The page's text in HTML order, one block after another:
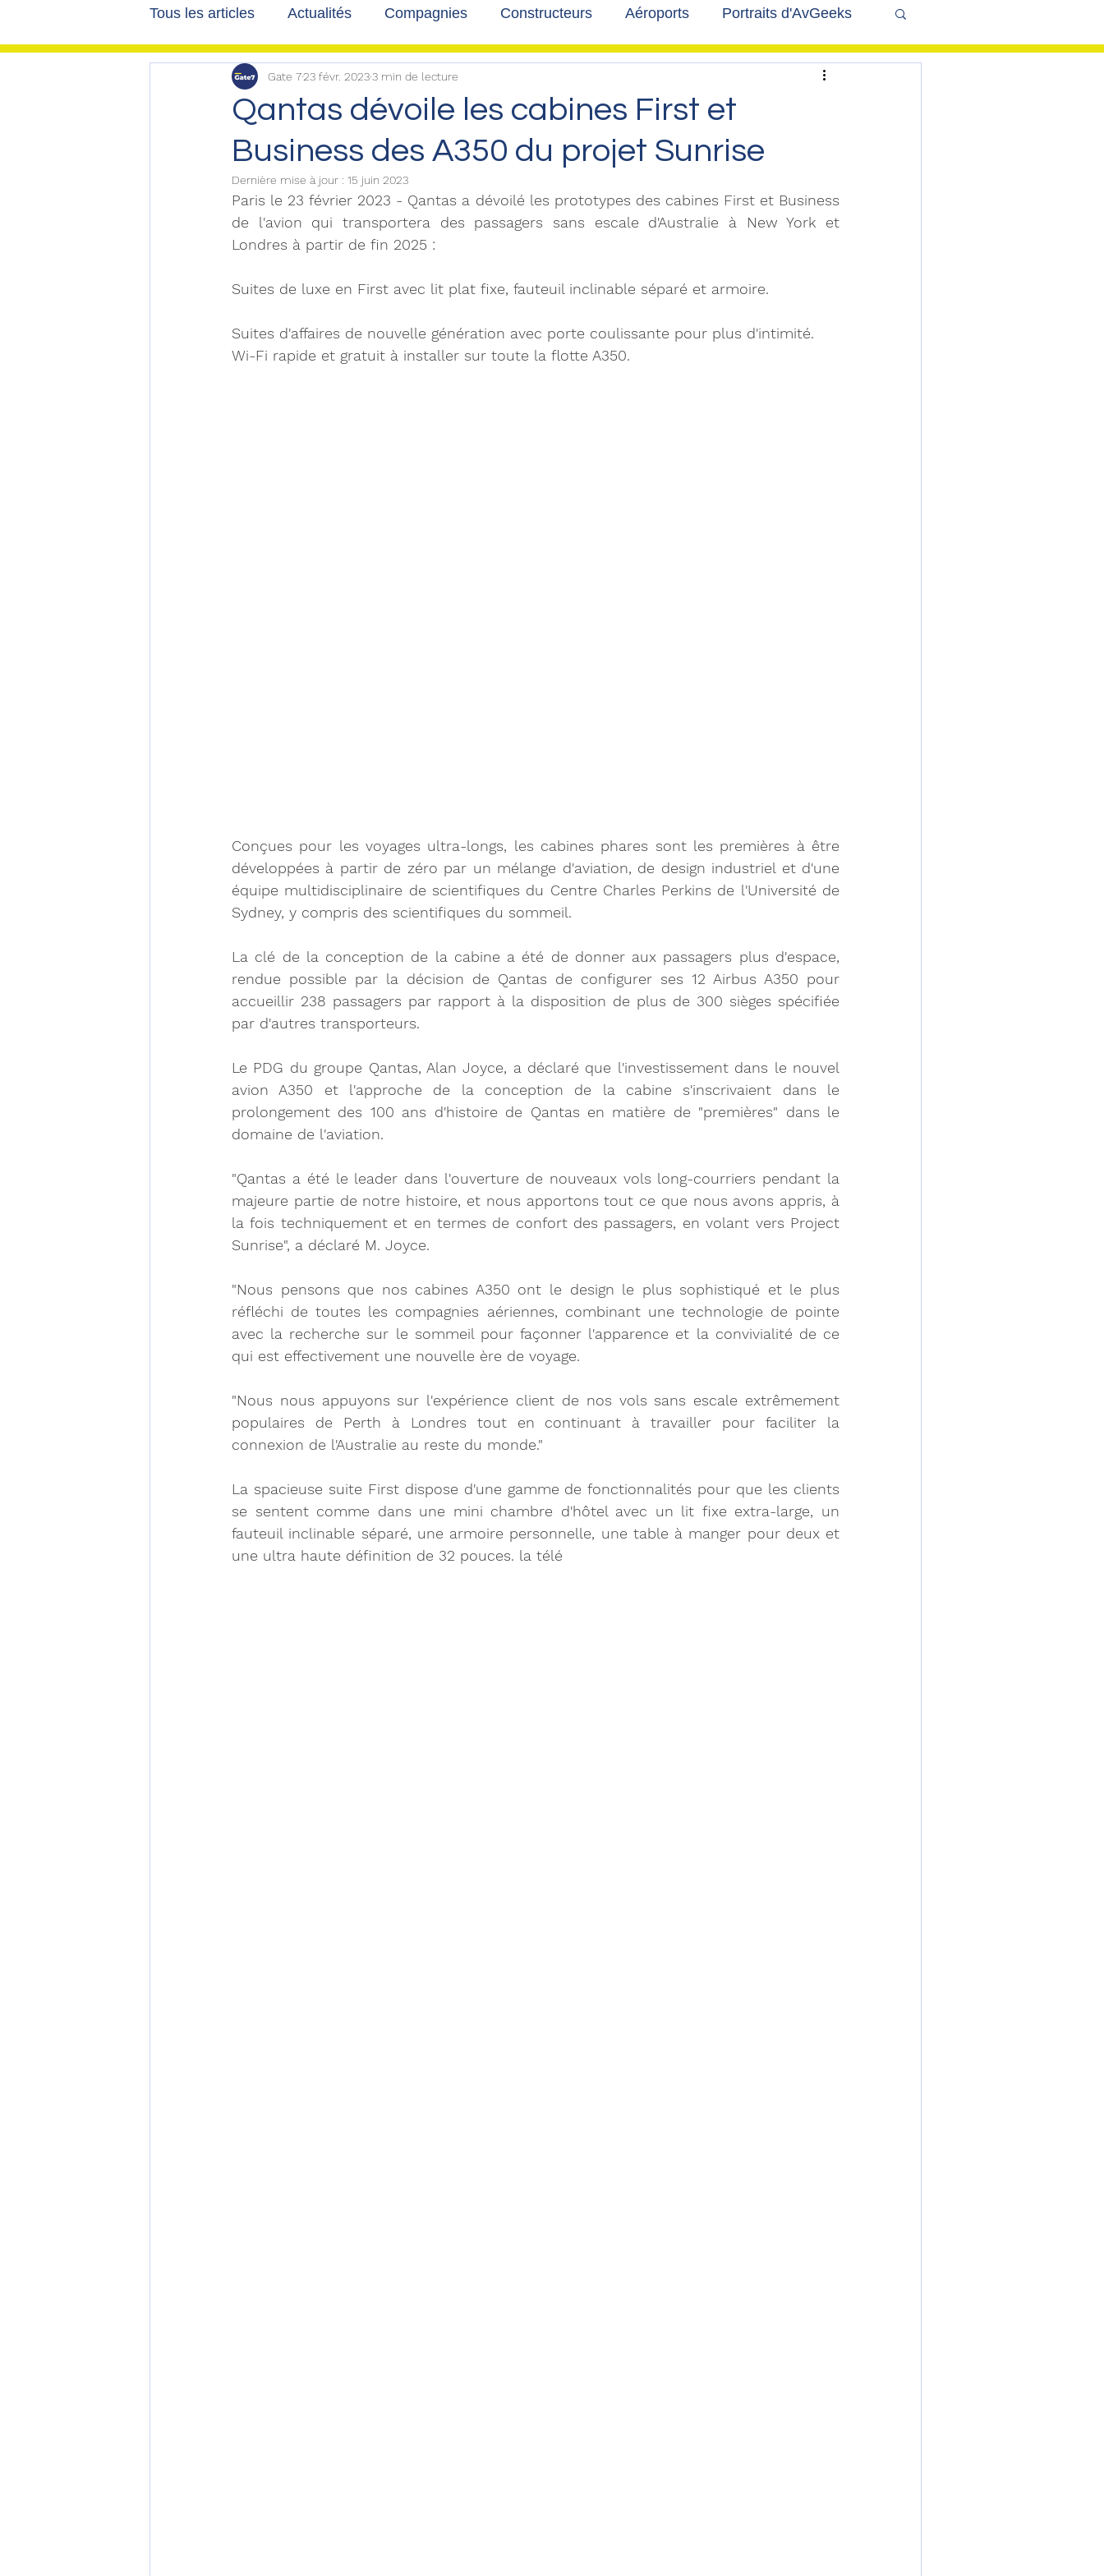
Tous les articles Actualités Compagnies Constructeurs Aéroports Portraits d'AvGeeks
Les tribunes de Gate7 album photo Coté Coulisses
Voyages Reportages
Qantas dévoile les cabines First et
Business des A350 du projet Sunrise
Gate 723 févr. 20233 min de lecture
Dernière mise à jour : 15 juin 2023
Paris le 23 février 2023 - Qantas a dévoilé les prototypes des cabines First et Business
de l'avion qui transportera des passagers sans escale d'Australie à New York et
Londres à partir de fin 2025 :
Suites de luxe en First avec lit plat fixe, fauteuil inclinable séparé et armoire.
Suites d'affaires de nouvelle génération avec porte coulissante pour plus d'intimité.
Wi-Fi rapide et gratuit à installer sur toute la flotte A350.
Conçues pour les voyages ultra-longs, les cabines phares sont les premières à être
développées à partir de zéro par un mélange d'aviation, de design industriel et d'une
équipe multidisciplinaire de scientifiques du Centre Charles Perkins de l'Université de
Sydney, y compris des scientifiques du sommeil.
La clé de la conception de la cabine a été de donner aux passagers plus d'espace,
rendue possible par la décision de Qantas de configurer ses 12 Airbus A350 pour
accueillir 238 passagers par rapport à la disposition de plus de 300 sièges spécifiée
par d'autres transporteurs.
Le PDG du groupe Qantas, Alan Joyce, a déclaré que l'investissement dans le nouvel
avion A350 et l'approche de la conception de la cabine s'inscrivaient dans le
prolongement des 100 ans d'histoire de Qantas en matière de "premières" dans le
domaine de l'aviation.
"Qantas a été le leader dans l'ouverture de nouveaux vols long-courriers pendant la
majeure partie de notre histoire, et nous apportons tout ce que nous avons appris, à
la fois techniquement et en termes de confort des passagers, en volant vers Project
Sunrise", a déclaré M. Joyce.
"Nous pensons que nos cabines A350 ont le design le plus sophistiqué et le plus
réfléchi de toutes les compagnies aériennes, combinant une technologie de pointe
avec la recherche sur le sommeil pour façonner l'apparence et la convivialité de ce
qui est effectivement une nouvelle ère de voyage.
"Nous nous appuyons sur l'expérience client de nos vols sans escale extrêmement
populaires de Perth à Londres tout en continuant à travailler pour faciliter la
connexion de l'Australie au reste du monde."
La spacieuse suite First dispose d'une gamme de fonctionnalités pour que les clients
se sentent comme dans une mini chambre d'hôtel avec un lit fixe extra-large, un
fauteuil inclinable séparé, une armoire personnelle, une table à manger pour deux et
une ultra haute définition de 32 pouces. la télé